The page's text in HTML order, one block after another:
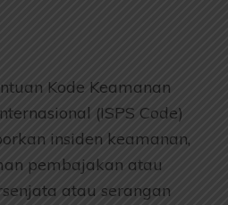
Kode Keamanan
(ISPS Code)
insiden keamanan,
pembajakan atau
atau serangan